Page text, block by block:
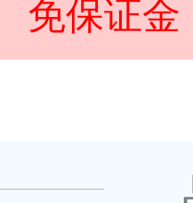
免保证金